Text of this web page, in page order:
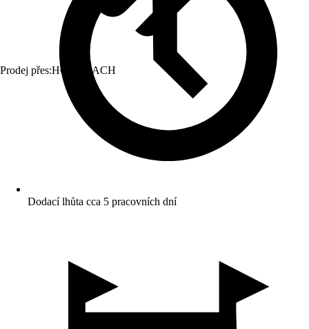
Prodej přes:HORNBACH
Dodací lhůta cca 5 pracovních dní